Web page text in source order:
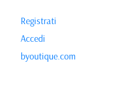
Registrati
Accedi
byoutique.com